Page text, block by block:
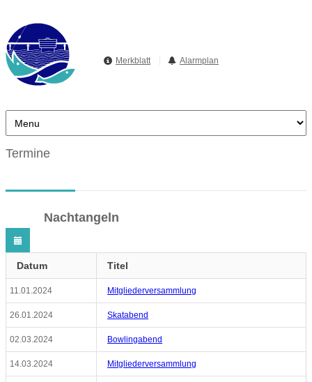
Merkblatt Alarmplan
Termine
Nachtangeln
Datum Titel
11.01.2024 Mitgliederversammlung
26.01.2024 Skatabend
02.03.2024 Bowlingabend
14.03.2024 Mitgliederversammlung